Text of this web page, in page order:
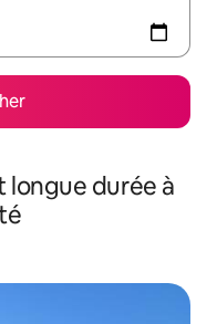
longue durée à